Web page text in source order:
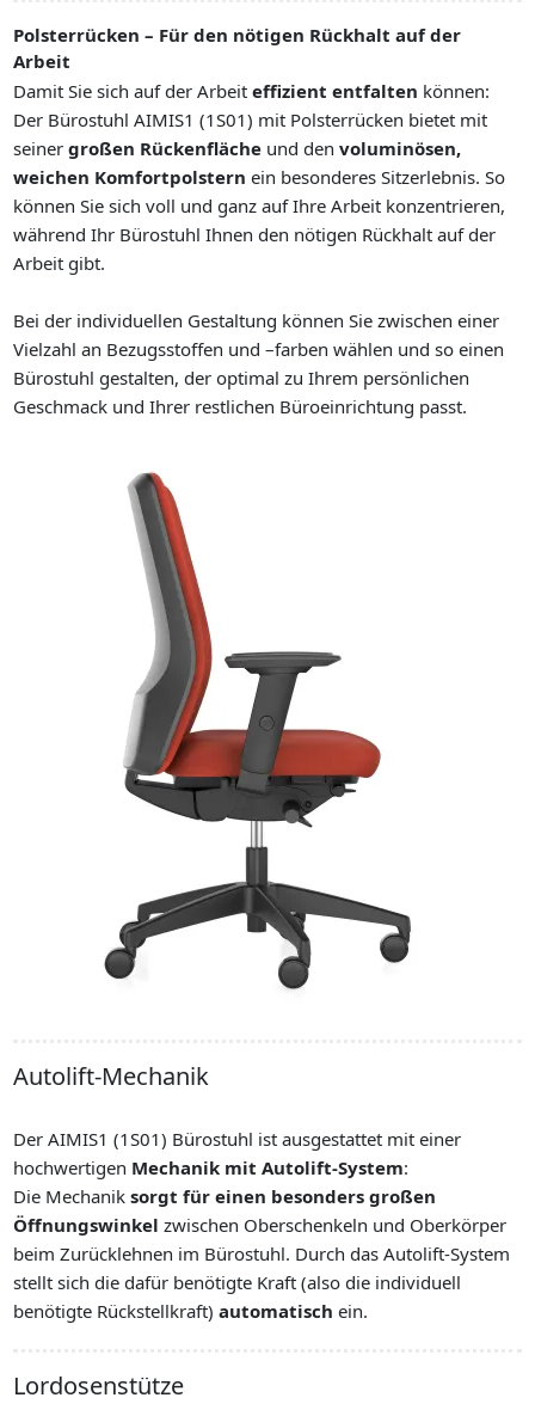
Polsterrücken – Für den nötigen Rückhalt auf der
Arbeit
Damit Sie sich auf der Arbeiteffizient entfalten können:
Der Bürostuhl AIMIS1 (1S01) mit Polsterrücken bietet mit
seinergroßen Rückenfläche und denvoluminösen,
weichen Komfortpolstern ein besonderes Sitzerlebnis. So
können Sie sich voll und ganz auf Ihre Arbeit konzentrieren,
während Ihr Bürostuhl Ihnen den nötigen Rückhalt auf der
Arbeit gibt.
Bei der individuellen Gestaltung können Sie zwischen einer
Vielzahl an Bezugsstoffen und –farben wählen und so einen
Bürostuhl gestalten, der optimal zu Ihrem persönlichen
Geschmack und Ihrer restlichen Büroeinrichtung passt.
Autolift-Mechanik
Der AIMIS1 (1S01) Bürostuhl ist ausgestattet mit einer
hochwertigen Mechanik mit Autolift-System:
Die Mechaniksorgt für einen besonders großen
Öffnungswinkel zwischen Oberschenkeln und Oberkörper
beim Zurücklehnen im Bürostuhl. Durch das Autolift-System
stellt sich die dafür benötigte Kraft (also die individuell
benötigte Rückstellkraft)automatisch ein.
Lordosenstütze